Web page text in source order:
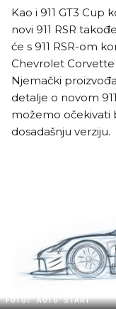
Kao i 911 GT3 Cup
novi 911 RSR
će s 911 RSR-om
Chevrolet Corvette
Njemački
detalje o novom
možemo očekivati
dosadašnju verziju.
FOTO: AUTO START